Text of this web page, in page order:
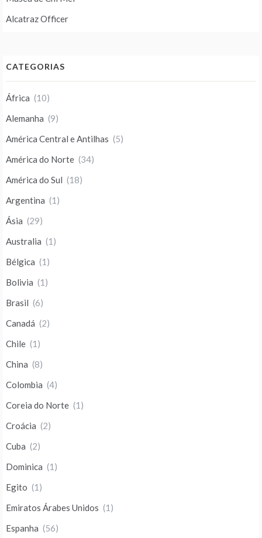
Alcatraz Officer
CATEGORIAS
África (10)
Alemanha (9)
América Central e Antilhas (5)
América do Norte (34)
América do Sul (18)
Argentina (1)
Ásia (29)
Australia (1)
Bélgica (1)
Bolivia (1)
Brasil (6)
Canadá (2)
Chile (1)
China (8)
Colombia (4)
Coreia do Norte (1)
Croácia (2)
Cuba (2)
Dominica (1)
Egito (1)
Emiratos Árabes Unidos (1)
Espanha (56)